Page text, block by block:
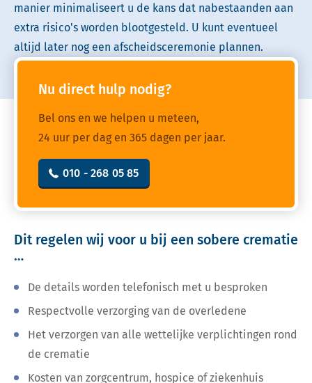
manier minimaliseert u de kans dat nabestaanden aan
extra risico's worden blootgesteld. U kunt eventueel
altijd later nog een afscheidsceremonie plannen.
Nu direct hulp nodig?
Bel ons en we helpen u meteen,
24 uur per dag en 365 dagen per jaar.
010 - 268 05 85
Dit regelen wij voor u bij een sobere crematie
…
De details worden telefonisch met u besproken
Respectvolle verzorging van de overledene
Het verzorgen van alle wettelijke verplichtingen rond
de crematie
Kosten van zorgcentrum, hospice of ziekenhuis